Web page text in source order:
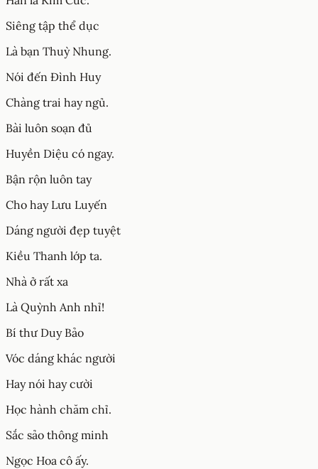
Siêng tập thể dục
Là bạn Thuỳ Nhung.
Nói đến Đình Huy
Chàng trai hay ngủ.
Bài luôn soạn đủ
Huyền Diệu có ngay.
Bận rộn luôn tay
Cho hay Lưu Luyến
Dáng người đẹp tuyệt
Kiều Thanh lớp ta.
Nhà ở rất xa
Là Quỳnh Anh nhỉ!
Bí thư Duy Bảo
Vóc dáng khác người
Hay nói hay cười
Học hành chăm chỉ.
Sắc sảo thông minh
Ngọc Hoa cô ấy.